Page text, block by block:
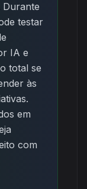
Durante
testar
IA e
total se
às
em
com